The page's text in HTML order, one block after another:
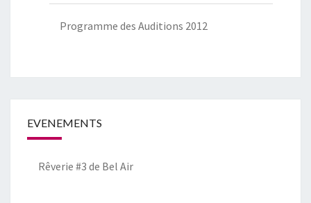
Programme des Auditions 2012
EVENEMENTS
Rêverie #3 de Bel Air